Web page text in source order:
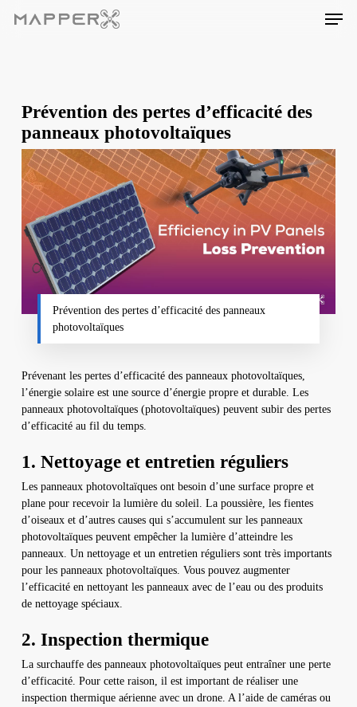
Menu
Prévention des pertes d’efficacité des
panneaux photovoltaïques
Prévention des pertes d’efficacité des panneaux
photovoltaïques
Prévenant les pertes d’efficacité des panneaux photovoltaïques,
l’énergie solaire est une source d’énergie propre et durable. Les
panneaux photovoltaïques (photovoltaïques) peuvent subir des pertes
d’efficacité au fil du temps.
1. Nettoyage et entretien réguliers
Les panneaux photovoltaïques ont besoin d’une surface propre et
plane pour recevoir la lumière du soleil. La poussière, les fientes
d’oiseaux et d’autres causes qui s’accumulent sur les panneaux
photovoltaïques peuvent empêcher la lumière d’atteindre les
panneaux. Un nettoyage et un entretien réguliers sont très importants
pour les panneaux photovoltaïques. Vous pouvez augmenter
l’efficacité en nettoyant les panneaux avec de l’eau ou des produits
de nettoyage spéciaux.
2. Inspection thermique
La surchauffe des panneaux photovoltaïques peut entraîner une perte
d’efficacité. Pour cette raison, il est important de réaliser une
inspection thermique aérienne avec un drone. A l’aide de caméras ou